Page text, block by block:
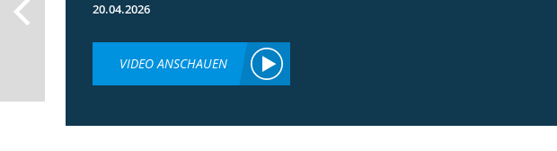
20.04.2026
VIDEO ANSCHAUEN